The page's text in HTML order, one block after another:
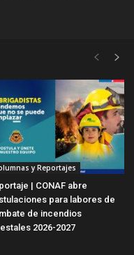
y Reportajes
| CONAF abre
para labores de
de incendios
2026-2027